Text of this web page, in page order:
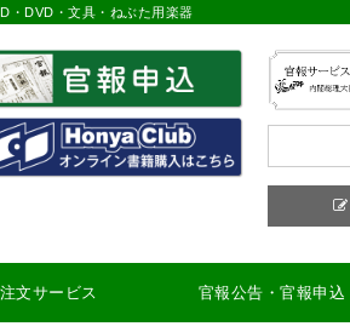
・DVD・文具・ねぶた用楽器
文サービス 官報公告・官報申込